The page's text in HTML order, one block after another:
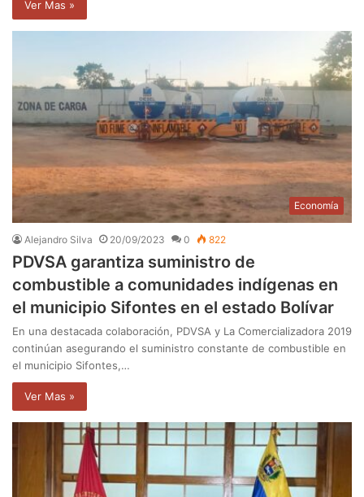
Ver Mas »
Economía
Alejandro Silva 20/09/2023 0 822
PDVSA garantiza suministro de
combustible a comunidades indígenas en
el municipio Sifontes en el estado Bolívar
En una destacada colaboración, PDVSA y La Comercializadora 2019
continúan asegurando el suministro constante de combustible en
el municipio Sifontes,…
Ver Mas »